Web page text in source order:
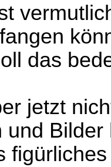
das
jetzt
und